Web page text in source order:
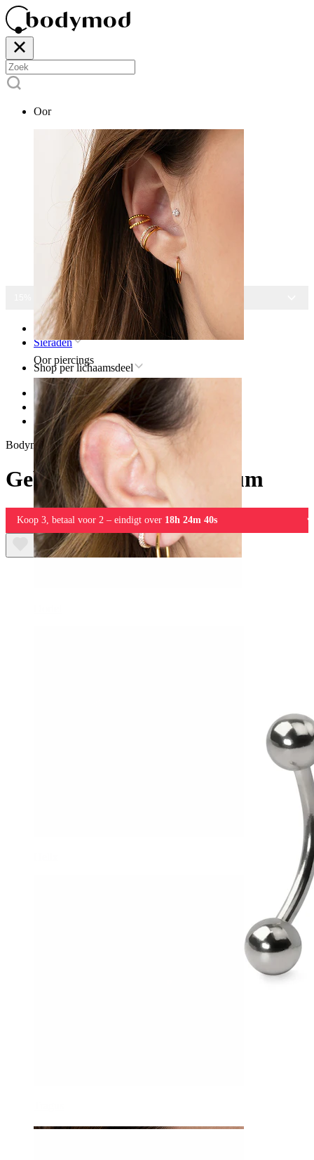
Oor
Oor piercings
15% KORTING OP ALLE SIERADEN
Home
Sieraden
Shop per lichaamsdeel
Lip
Titanium sieraden voor lippiercings
Gebogen staaf uit titanium
Bodymod Premium
Gebogen staaf uit titanium
Koop 3, betaal voor 2 – eindigt over 18h 24m 40s